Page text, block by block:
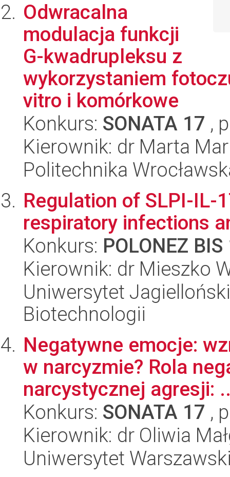
Odwracalna
modulacja funkcji
G-kwadrupleksu z
wykorzystaniem
vitro i komórkowe
Konkurs: SONATA 17 ,
Kierownik: dr Marta
Politechnika
Regulation of SLPI-IL-
respiratory infections
Konkurs: POLONEZ BIS
Kierownik: dr Mieszko
Uniwersytet
Biotechnologii
Negatywne emocje:
w narcyzmie? Rola
narcystycznej agresji:
Konkurs: SONATA 17 ,
Kierownik: dr Oliwia
Uniwersytet